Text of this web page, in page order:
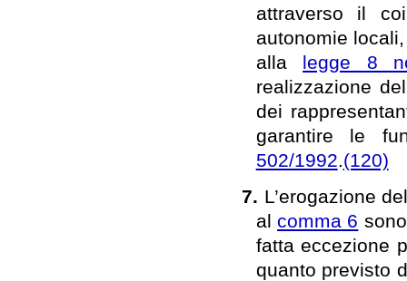
attraverso il
autonomie
alla legge 8
realizzazione
dei
garantire le
502/1992.(120)
7. L’erogazione
alcomma 6
fatta eccezione
quanto previsto